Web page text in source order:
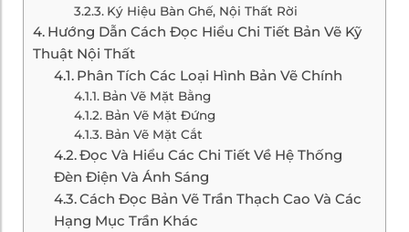
Ký Hiệu Bàn Ghế, Nội Thất Rời
Hướng Dẫn Cách Đọc Hiểu Chi Tiết Bản Vẽ Kỹ
Thuật Nội Thất
Phân Tích Các Loại Hình Bản Vẽ Chính
Bản Vẽ Mặt Bằng
Bản Vẽ Mặt Đứng
Bản Vẽ Mặt Cắt
Đọc Và Hiểu Các Chi Tiết Về Hệ Thống
Đèn Điện Và Ánh Sáng
Cách Đọc Bản Vẽ Trần Thạch Cao Và Các
Hạng Mục Trần Khác